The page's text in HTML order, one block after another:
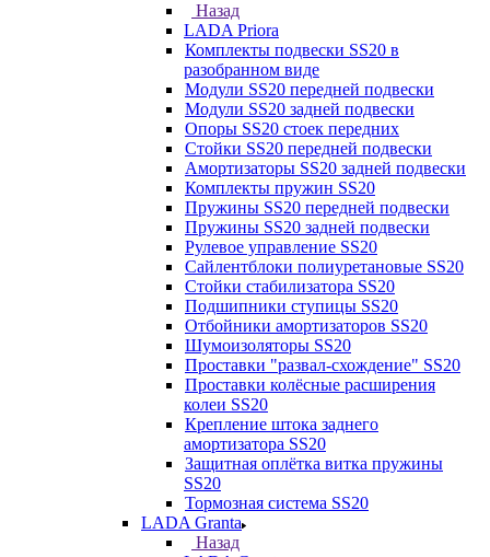
Назад
LADA Priora
Комплекты подвески SS20 в
разобранном виде
Модули SS20 передней подвески
Модули SS20 задней подвески
Опоры SS20 стоек передних
Стойки SS20 передней подвески
Амортизаторы SS20 задней подвески
Комплекты пружин SS20
Пружины SS20 передней подвески
Пружины SS20 задней подвески
Рулевое управление SS20
Сайлентблоки полиуретановые SS20
Стойки стабилизатора SS20
Подшипники ступицы SS20
Отбойники амортизаторов SS20
Шумоизоляторы SS20
Проставки "развал-схождение" SS20
Проставки колёсные расширения
колеи SS20
Крепление штока заднего
амортизатора SS20
Защитная оплётка витка пружины
SS20
Тормозная система SS20
LADA Granta
Назад